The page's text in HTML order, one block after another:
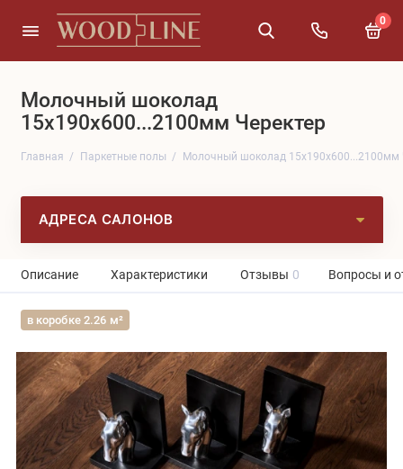
0
Молочный шоколад
15x190x600...2100мм Черектер
Главная Паркетные полы Молочный шоколад 15x190x600...2100мм
АДРЕСА САЛОНОВ
Описание Характеристики Отзывы 0 Вопросы и
в коробке 2.26 м²